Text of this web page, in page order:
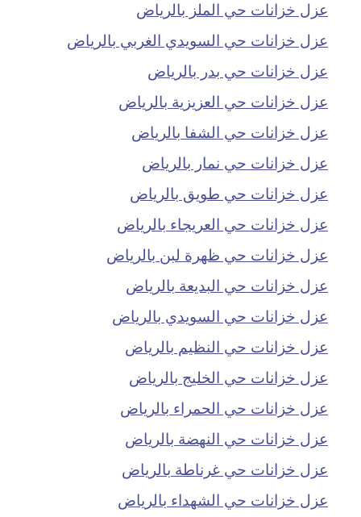
عزل خزانات حي الملز بالرياض
عزل خزانات حي السويدي الغربي بالرياض
عزل خزانات حي بدر بالرياض
عزل خزانات حي العزيزية بالرياض
عزل خزانات حي الشفا بالرياض
عزل خزانات حي نمار بالرياض
عزل خزانات حي طويق بالرياض
عزل خزانات حي العريجاء بالرياض
عزل خزانات حي ظهرة لبن بالرياض
عزل خزانات حي البديعة بالرياض
عزل خزانات حي السويدي بالرياض
عزل خزانات حي النظيم بالرياض
عزل خزانات حي الخليج بالرياض
عزل خزانات حي الحمراء بالرياض
عزل خزانات حي النهضة بالرياض
عزل خزانات حي غرناطة بالرياض
عزل خزانات حي الشهداء بالرياض